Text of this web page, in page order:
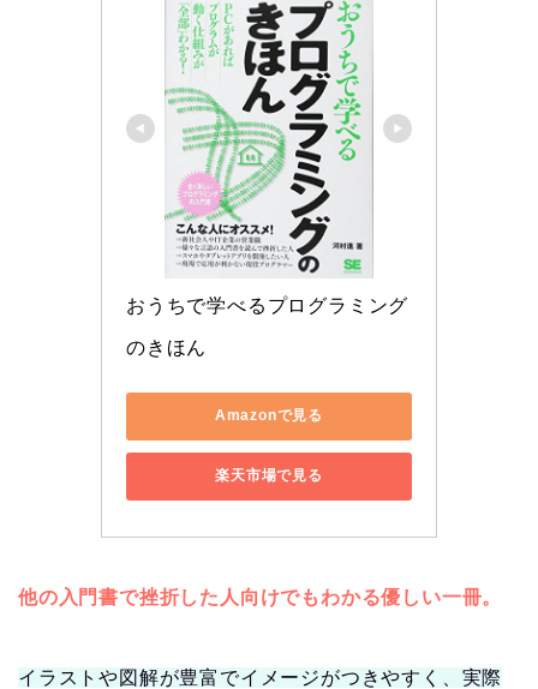
おうちで学べるプログラミング
のきほん
Amazonで見る
楽天市場で見る
他の入門書で挫折した人向けでもわかる優しい一冊。
イラストや図解が豊富でイメージがつきやすく、実際